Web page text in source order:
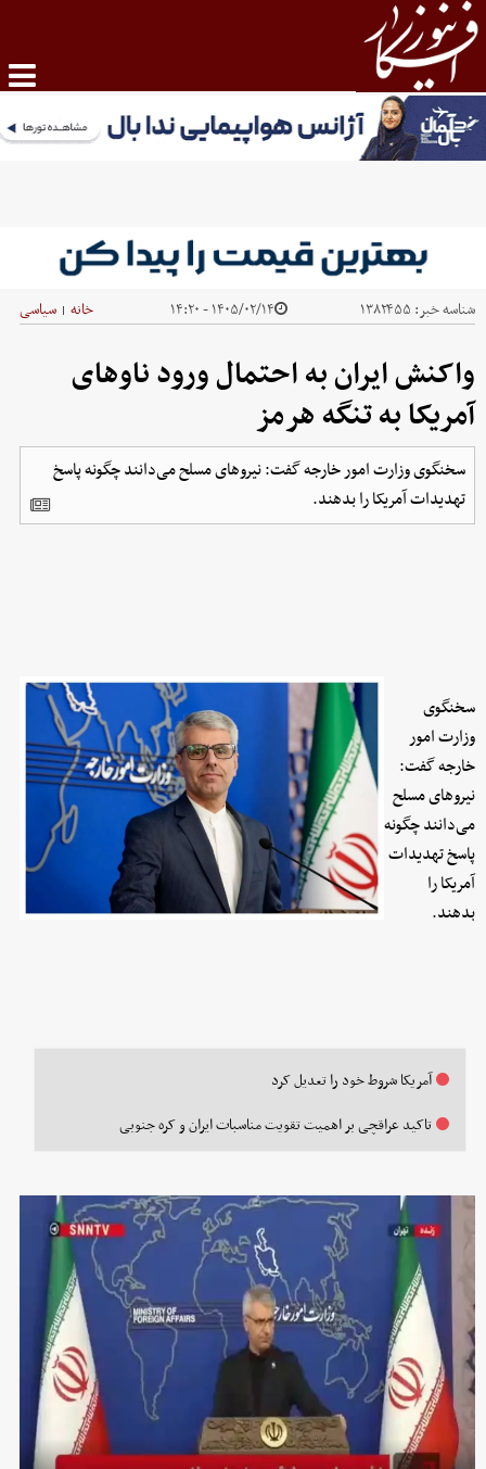
شناسه خبر: ۱۳۸۲۴۵۵ ۱۴۰۵/۰۲/۱۴ - ۱۴:۲۰ خانه | سیاسی
واکنش ایران به احتمال ورود ناوهای
آمریکا به تنگه هرمز
سخنگوی وزارت امور خارجه گفت: نیروهای مسلح می‌دانند چگونه پاسخ
تهدیدات آمریکا را بدهند.
سخنگوی
وزارت امور
خارجه گفت:
نیروهای مسلح
می‌دانند چگونه
پاسخ تهدیدات
آمریکا را
بدهند.
آمریکا شروط خود را تعدیل کرد
تاکید عراقچی بر اهمیت تقویت مناسبات ایران و کره جنوبی